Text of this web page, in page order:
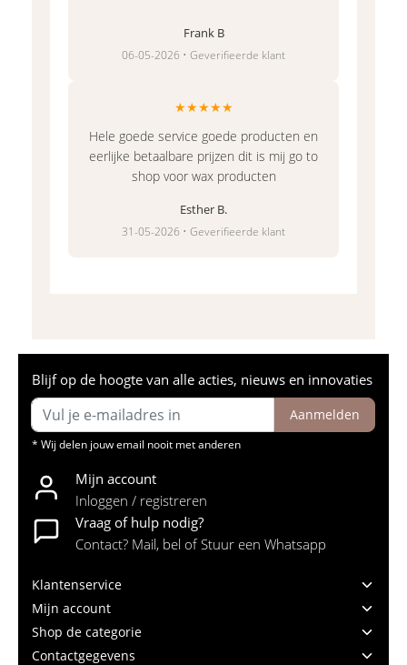
Frank B
06-05-2026 • Geverifieerde klant
★★★★★
Hele goede service goede producten en
eerlijke betaalbare prijzen dit is mij go to
shop voor wax producten
Esther B.
31-05-2026 • Geverifieerde klant
Blijf op de hoogte van alle acties, nieuws en innovaties
Aanmelden
* Wij delen jouw email nooit met anderen
Mijn account
Inloggen / registreren
Vraag of hulp nodig?
Contact? Mail, bel of Stuur een Whatsapp
Klantenservice
Mijn account
Shop de categorie
Contactgegevens